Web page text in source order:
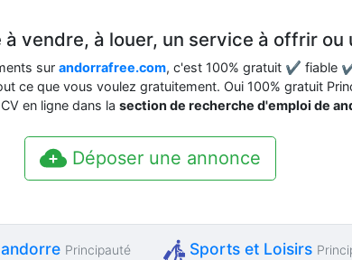
vendre, à louer, un service à offrir ou
sur andorrafree.com, c'est 100% gratuit ✔
ce que vous voulez gratuitement. Oui 100% gratuit
en ligne dans la section de recherche d'emploi de
Déposer une annonce
Principauté
Sports et Loisirs